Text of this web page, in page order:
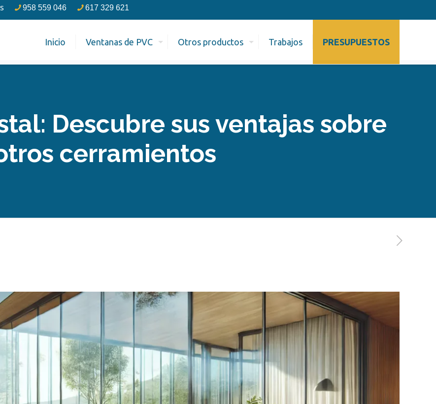
958 559 046 617 329 621
Inicio Ventanas de PVC Otros productos Trabajos PRESUPUESTOS
Descubre sus ventajas sobre
cerramientos